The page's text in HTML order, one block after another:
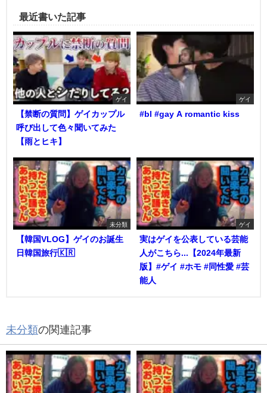
最近書いた記事
ゲイ
【禁断の質問】ゲイカップル
呼び出して色々聞いてみた
【雨とヒキ】
ゲイ
#bl #gay A romantic kiss
未分類
【韓国VLOG】ゲイのお誕生
日韓国旅行🇰🇷
ゲイ
実はゲイを公表している芸能
人がこちら...【2024年最新
版】#ゲイ #ホモ #同性愛 #芸
能人
未分類の関連記事